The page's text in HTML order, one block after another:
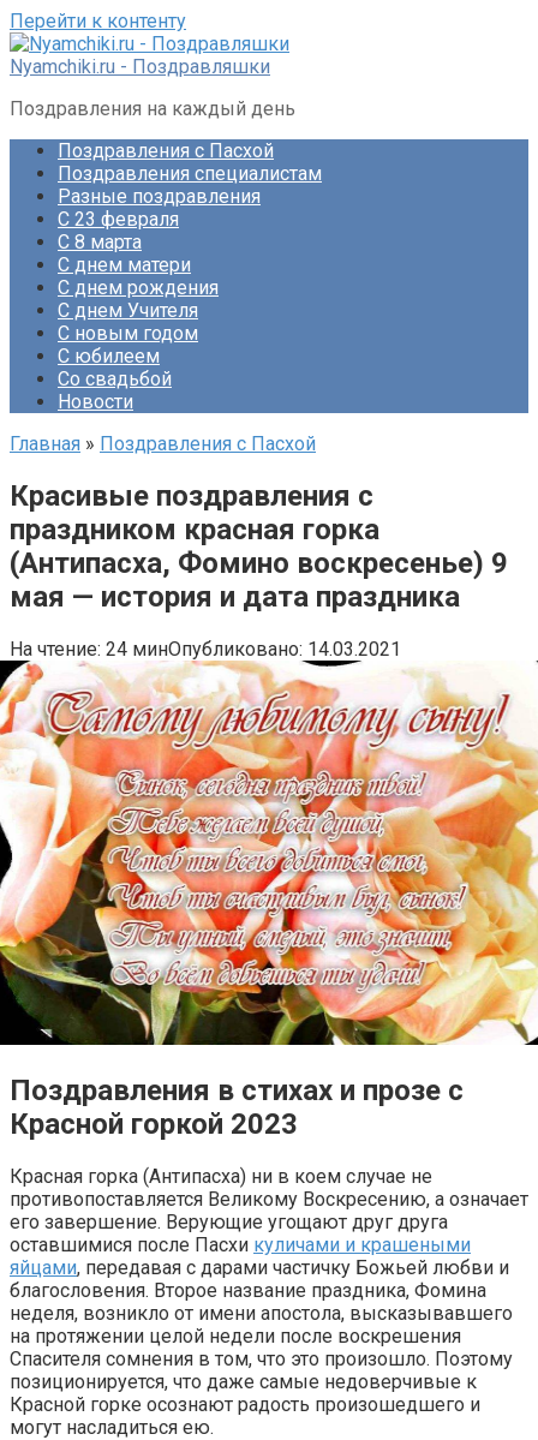
Перейти к контенту
Nyamchiki.ru - Поздравляшки
Поздравления на каждый день
Поздравления с Пасхой
Поздравления специалистам
Разные поздравления
С 23 февраля
С 8 марта
С днем матери
С днем рождения
С днем Учителя
С новым годом
С юбилеем
Со свадьбой
Новости
Главная » Поздравления с Пасхой
Красивые поздравления с
праздником красная горка
(Антипасха, Фомино воскресенье) 9
мая — история и дата праздника
На чтение: 24 минОпубликовано: 14.03.2021
Поздравления в стихах и прозе с
Красной горкой 2023
Красная горка (Антипасха) ни в коем случае не
противопоставляется Великому Воскресению, а означает
его завершение. Верующие угощают друг друга
оставшимися после Пасхи куличами и крашеными
яйцами, передавая с дарами частичку Божьей любви и
благословения. Второе название праздника, Фомина
неделя, возникло от имени апостола, высказывавшего
на протяжении целой недели после воскрешения
Спасителя сомнения в том, что это произошло. Поэтому
позиционируется, что даже самые недоверчивые к
Красной горке осознают радость произошедшего и
могут насладиться ею.